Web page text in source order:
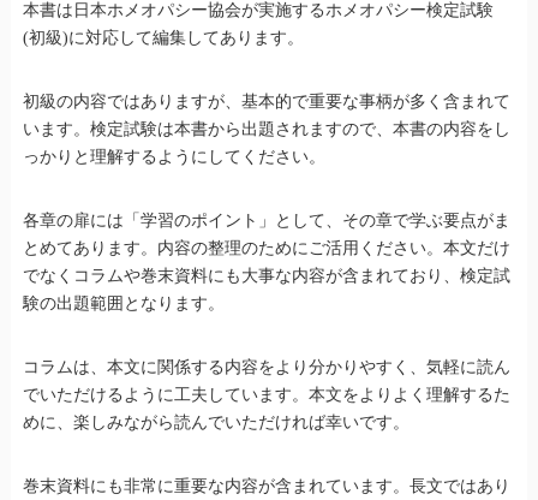
本書は日本ホメオパシー協会が実施するホメオパシー検定試験
(初級)に対応して編集してあります。
初級の内容ではありますが、基本的で重要な事柄が多く含まれて
います。検定試験は本書から出題されますので、本書の内容をし
っかりと理解するようにしてください。
各章の扉には「学習のポイント」として、その章で学ぶ要点がま
とめてあります。内容の整理のためにご活用ください。本文だけ
でなくコラムや巻末資料にも大事な内容が含まれており、検定試
験の出題範囲となります。
コラムは、本文に関係する内容をより分かりやすく、気軽に読ん
でいただけるように工夫しています。本文をよりよく理解するた
めに、楽しみながら読んでいただければ幸いです。
巻末資料にも非常に重要な内容が含まれています。長文ではあり